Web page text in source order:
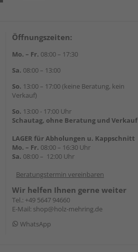
Öffnungszeiten:
Mo. – Fr. 08:00 – 17:30
Sa. 08:00 – 13:00
So. 13:00 – 17:00 (keine Beratung, kein
Verkauf)
So. 13:00 - 17:00 Uhr
Schautag, ohne Beratung und Verkauf
LAGER für Abholungen u. Kappschnitt
Mo. – Fr. 08:00 – 16:30 Uhr
Sa. 08:00 – 12:00 Uhr
Beratungstermin vereinbaren
Wir helfen Ihnen gerne weiter
Tel.: +49 5647 94660
E-Mail: shop@holz-mehring.de
WhatsApp